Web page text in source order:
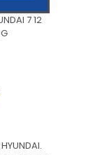
7 12